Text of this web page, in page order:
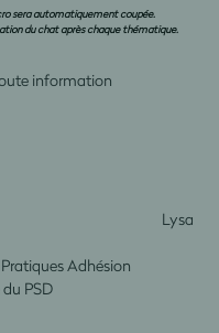
sera automatiquement coupée.
du chat après chaque thématique.
information
Lysa
Pratiques Adhésion
PSD